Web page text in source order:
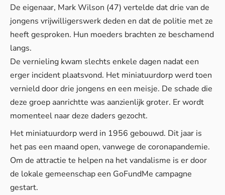
De eigenaar, Mark Wilson (47) vertelde dat drie van de
jongens vrijwilligerswerk deden en dat de politie met ze
heeft gesproken. Hun moeders brachten ze beschamend
langs.
De vernieling kwam slechts enkele dagen nadat een
erger incident plaatsvond. Het miniatuurdorp werd toen
vernield door drie jongens en een meisje. De schade die
deze groep aanrichtte was aanzienlijk groter. Er wordt
momenteel naar deze daders gezocht.
Het miniatuurdorp werd in 1956 gebouwd. Dit jaar is
het pas een maand open, vanwege de coronapandemie.
Om de attractie te helpen na het vandalisme is er door
de lokale gemeenschap een GoFundMe campagne
gestart.